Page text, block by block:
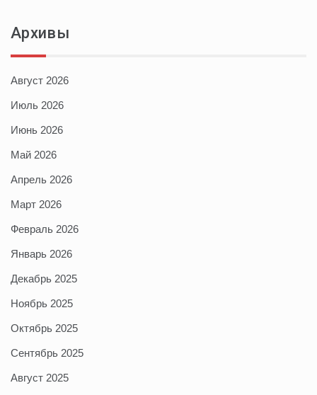
Архивы
Август 2026
Июль 2026
Июнь 2026
Май 2026
Апрель 2026
Март 2026
Февраль 2026
Январь 2026
Декабрь 2025
Ноябрь 2025
Октябрь 2025
Сентябрь 2025
Август 2025